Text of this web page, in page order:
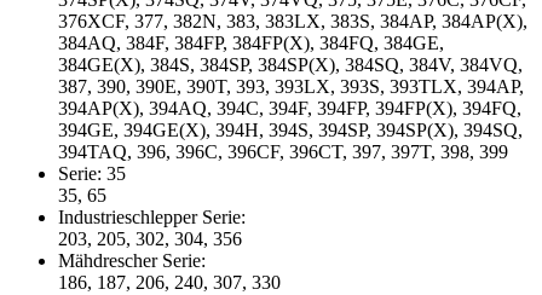
376XCF, 377, 382N, 383, 383LX, 383S, 384AP, 384AP(X),
384AQ, 384F, 384FP, 384FP(X), 384FQ, 384GE,
384GE(X), 384S, 384SP, 384SP(X), 384SQ, 384V, 384VQ,
387, 390, 390E, 390T, 393, 393LX, 393S, 393TLX, 394AP,
394AP(X), 394AQ, 394C, 394F, 394FP, 394FP(X), 394FQ,
394GE, 394GE(X), 394H, 394S, 394SP, 394SP(X), 394SQ,
394TAQ, 396, 396C, 396CF, 396CT, 397, 397T, 398, 399
Serie: 35
35, 65
Industrieschlepper Serie:
203, 205, 302, 304, 356
Mähdrescher Serie:
186, 187, 206, 240, 307, 330